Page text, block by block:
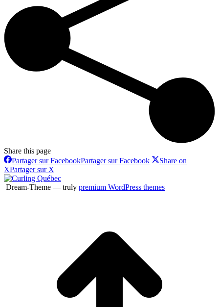
Share this page
Partager sur FacebookPartager sur Facebook
Share on
XPartager sur X
Dream-Theme — truly premium WordPress themes